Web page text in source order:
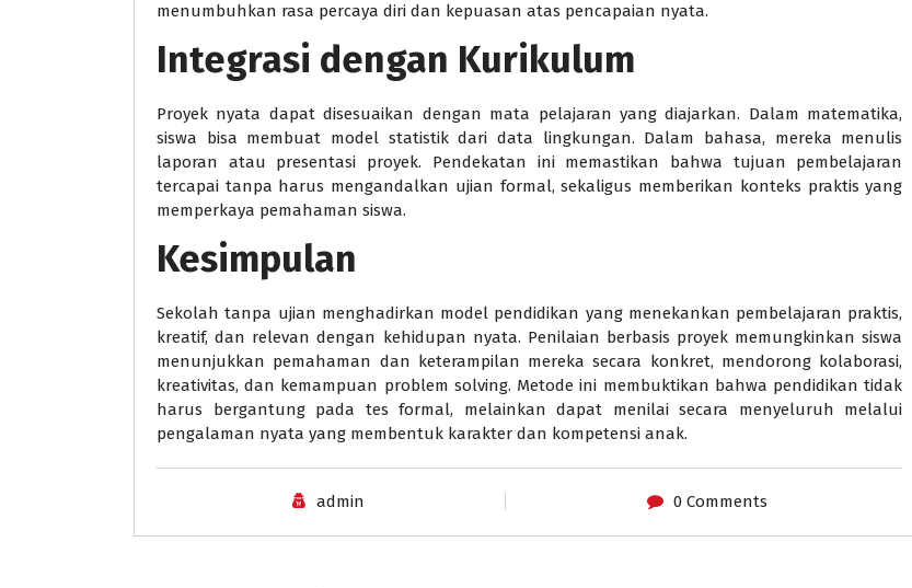
menumbuhkan rasa percaya diri dan kepuasan atas pencapaian nyata.
Integrasi dengan Kurikulum
Proyek nyata dapat disesuaikan dengan mata pelajaran yang diajarkan. Dalam matematika,
siswa bisa membuat model statistik dari data lingkungan. Dalam bahasa, mereka menulis
laporan atau presentasi proyek. Pendekatan ini memastikan bahwa tujuan pembelajaran
tercapai tanpa harus mengandalkan ujian formal, sekaligus memberikan konteks praktis yang
memperkaya pemahaman siswa.
Kesimpulan
Sekolah tanpa ujian menghadirkan model pendidikan yang menekankan pembelajaran praktis,
kreatif, dan relevan dengan kehidupan nyata. Penilaian berbasis proyek memungkinkan siswa
menunjukkan pemahaman dan keterampilan mereka secara konkret, mendorong kolaborasi,
kreativitas, dan kemampuan problem solving. Metode ini membuktikan bahwa pendidikan tidak
harus bergantung pada tes formal, melainkan dapat menilai secara menyeluruh melalui
pengalaman nyata yang membentuk karakter dan kompetensi anak.
admin 0 Comments